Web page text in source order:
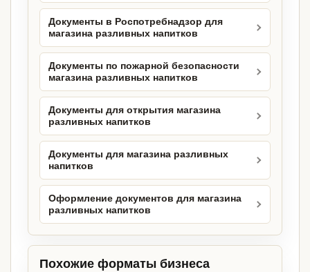
Документы в Роспотребнадзор для
магазина разливных напитков
Документы по пожарной безопасности
магазина разливных напитков
Документы для открытия магазина
разливных напитков
Документы для магазина разливных
напитков
Оформление документов для магазина
разливных напитков
Похожие форматы бизнеса